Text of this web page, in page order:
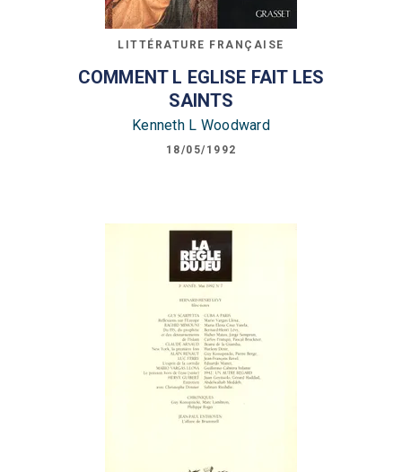
LITTÉRATURE FRANÇAISE
COMMENT L EGLISE FAIT LES
SAINTS
Kenneth L Woodward
18/05/1992